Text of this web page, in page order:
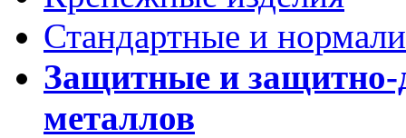
Стандартные и
Защитные и защитно-
металлов